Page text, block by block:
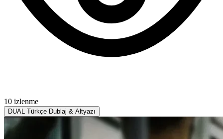
10 izlenme
DUAL Türkçe Dublaj & Altyazı